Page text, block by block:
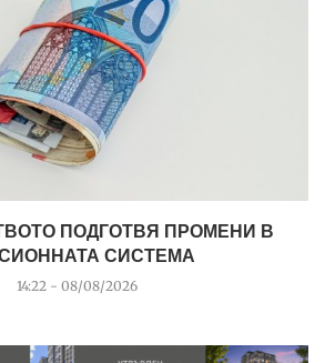
ПОДГОТВЯ ПРОМЕНИ В
СИСТЕМА
14:22 - 08/08/2026